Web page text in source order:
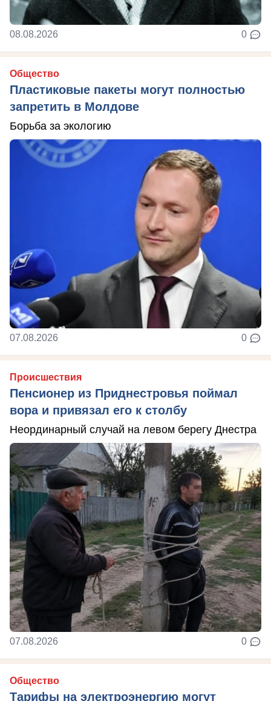
08.08.2026 0
Общество
Пластиковые пакеты могут полностью
запретить в Молдове
Борьба за экологию
07.08.2026 0
Происшествия
Пенсионер из Приднестровья поймал
вора и привязал его к столбу
Неординарный случай на левом берегу Днестра
07.08.2026 0
Общество
Тарифы на электроэнергию могут